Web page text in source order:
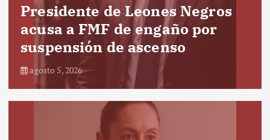
Presidente de Leones Negros
acusa a FMF de engaño por
suspensión de ascenso
agosto 5, 2026